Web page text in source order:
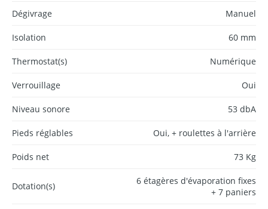
Dégivrage Manuel
Isolation 60 mm
Thermostat(s) Numérique
Verrouillage Oui
Niveau sonore 53 dbA
Pieds réglables Oui, + roulettes à l'arrière
Poids net 73 Kg
Dotation(s)
6 étagères d'évaporation fixes
+ 7 paniers